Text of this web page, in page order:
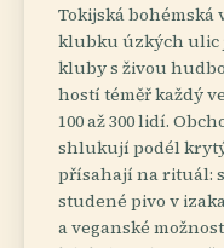
Tokijská bohémská
klubku úzkých ulic
kluby s živou
hostí téměř každý
100 až 300 lidí.
shlukují podél
přísahají na rituál:
studené pivo v
a veganské